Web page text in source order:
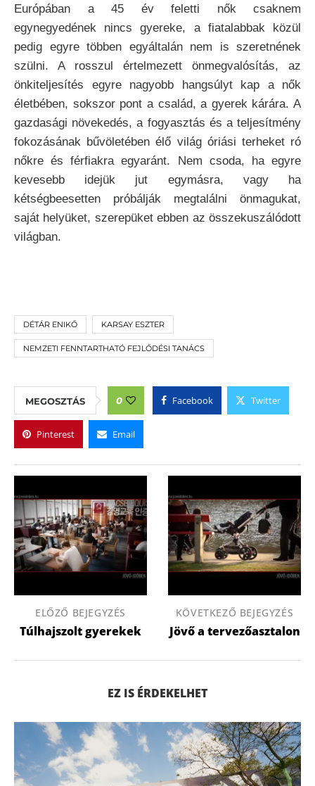
Európában a 45 év feletti nők csaknem
egynegyedének nincs gyereke, a fiatalabbak közül
pedig egyre többen egyáltalán nem is szeretnének
szülni. A rosszul értelmezett önmegvalósítás, az
önkiteljesítés egyre nagyobb hangsúlyt kap a nők
életbében, sokszor pont a család, a gyerek kárára. A
gazdasági növekedés, a fogyasztás és a teljesítmény
fokozásának bűvöletében élő világ óriási terheket ró
nőkre és férfiakra egyaránt. Nem csoda, ha egyre
kevesebb idejük jut egymásra, vagy ha
kétségbeesetten próbálják megtalálni önmagukat,
saját helyüket, szerepüket ebben az összekuszálódott
világban.
DÉTÁR ENIKŐ KARSAY ESZTER
NEMZETI FENNTARTHATÓ FEJLŐDÉSI TANÁCS
MEGOSZTÁS 0 Facebook Twitter
Pinterest Email
ELŐZŐ BEJEGYZÉS
Túlhajszolt gyerekek
KÖVETKEZŐ BEJEGYZÉS
Jövő a tervezőasztalon
EZ IS ÉRDEKELHET